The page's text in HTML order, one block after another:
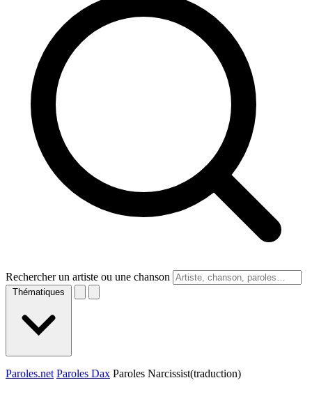
Rechercher un artiste ou une chanson
Thématiques
Paroles.net Paroles Dax Paroles Narcissist(traduction)